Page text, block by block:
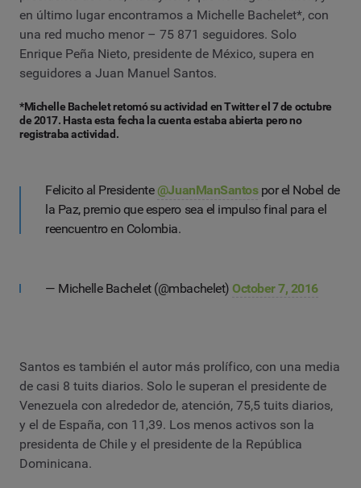
en último lugar encontramos a Michelle Bachelet*, con
una red mucho menor – 75 871 seguidores. Solo
Enrique Peña Nieto, presidente de México, supera en
seguidores a Juan Manuel Santos.
*Michelle Bachelet retomó su actividad en Twitter el 7 de octubre
de 2017. Hasta esta fecha la cuenta estaba abierta pero no
registraba actividad.
Felicito al Presidente @JuanManSantospor el Nobel de
la Paz, premio que espero sea el impulso final para el
reencuentro en Colombia.
— Michelle Bachelet (@mbachelet)October 7, 2016
Santos es también el autor más prolífico, con una media
de casi 8 tuits diarios. Solo le superan el presidente de
Venezuela con alrededor de, atención, 75,5 tuits diarios,
y el de España, con 11,39. Los menos activos son la
presidenta de Chile y el presidente de la República
Dominicana.